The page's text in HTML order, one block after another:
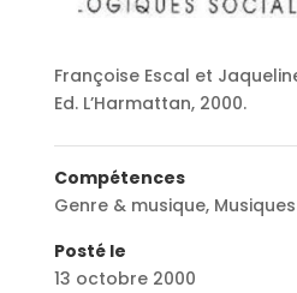
Françoise Escal et
Ed. L’Harmattan, 2000.
Compétences
Genre & musique, Musiques
Posté le
13 octobre 2000